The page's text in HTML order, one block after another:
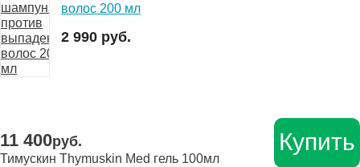
волос 200 мл
2 990 руб.
11 400руб.
Тимускин Thymuskin Med гель 100мл
Купить